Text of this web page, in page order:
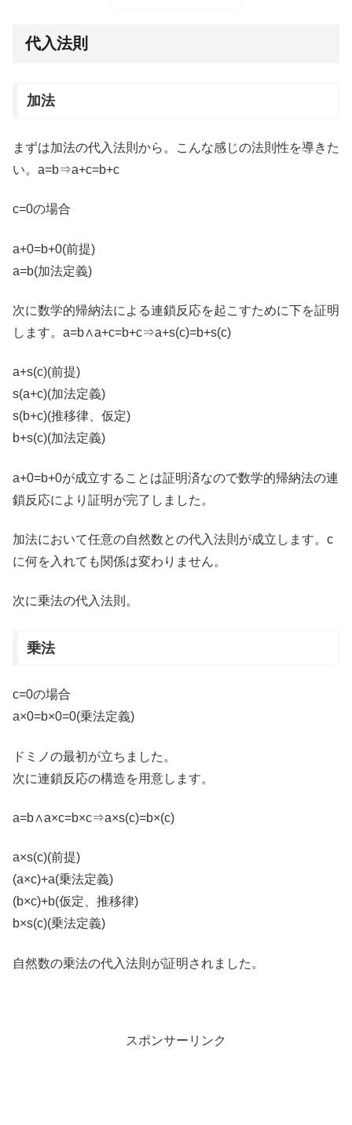
代入法則
加法
まずは加法の代入法則から。こんな感じの法則性を導きた
い。a=b⇒a+c=b+c
c=0の場合
a+0=b+0(前提)
a=b(加法定義)
次に数学的帰納法による連鎖反応を起こすために下を証明
します。a=b∧a+c=b+c⇒a+s(c)=b+s(c)
a+s(c)(前提)
s(a+c)(加法定義)
s(b+c)(推移律、仮定)
b+s(c)(加法定義)
a+0=b+0が成立することは証明済なので数学的帰納法の連
鎖反応により証明が完了しました。
加法において任意の自然数との代入法則が成立します。c
に何を入れても関係は変わりません。
次に乗法の代入法則。
乗法
c=0の場合
a×0=b×0=0(乗法定義)
ドミノの最初が立ちました。
次に連鎖反応の構造を用意します。
a=b∧a×c=b×c⇒a×s(c)=b×(c)
a×s(c)(前提)
(a×c)+a(乗法定義)
(b×c)+b(仮定、推移律)
b×s(c)(乗法定義)
自然数の乗法の代入法則が証明されました。
スポンサーリンク